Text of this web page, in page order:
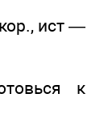
ист —
к